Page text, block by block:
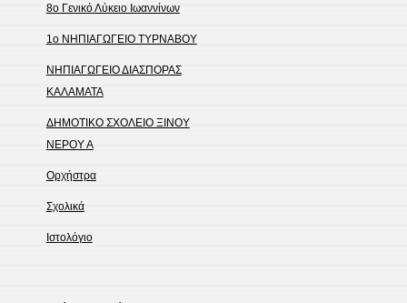
8o Γενικό Λύκειο Ιωαννίνων
1ο ΝΗΠΙΑΓΩΓΕΙΟ ΤΥΡΝΑΒΟΥ
ΝΗΠΙΑΓΩΓΕΙΟ ΔΙΑΣΠΟΡΑΣ
ΚΑΛΑΜΑΤΑ
ΔΗΜΟΤΙΚΟ ΣΧΟΛΕΙΟ ΞΙΝΟΥ
ΝΕΡΟΥ Α
Ορχήστρα
Σχολικά
Ιστολόγιο